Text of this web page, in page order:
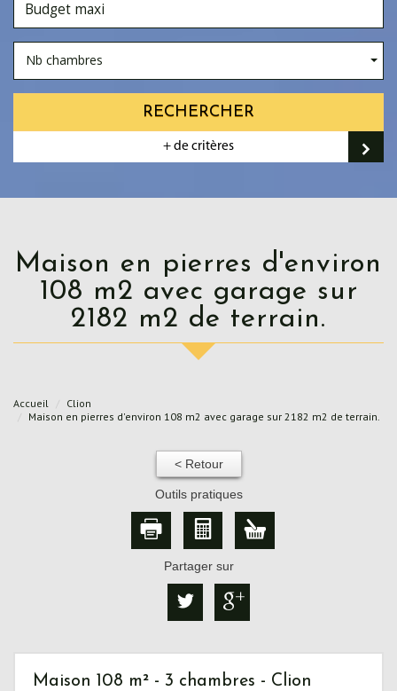
Nb chambres
RECHERCHER
+ de critères
Maison en pierres d'environ
108 m2 avec garage sur
2182 m2 de terrain.
Accueil
Clion
Maison en pierres d'environ 108 m2 avec garage sur 2182 m2 de terrain.
< Retour
Outils pratiques
Partager sur
Maison 108 m² - 3 chambres - Clion